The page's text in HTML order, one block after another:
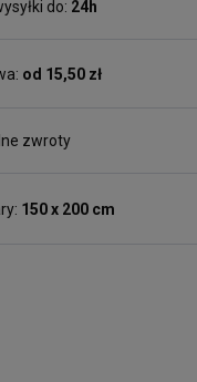
do: 24h
od 15,50 zł
zwroty
150 x 200 cm